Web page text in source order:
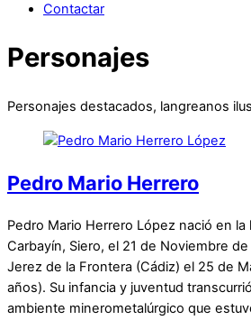
Contactar
Personajes
Personajes destacados, langreanos
Pedro Mario Herrero
Pedro Mario Herrero López nació en la
Carbayín, Siero, el 21 de Noviembre
Jerez de la Frontera (Cádiz) el 25 de
años). Su infancia y juventud
ambiente minerometalúrgico que